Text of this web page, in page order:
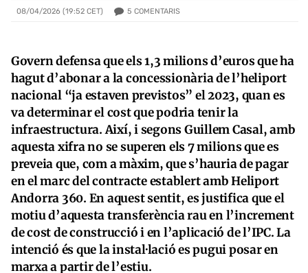
08/04/2026 (19:52 CET) 5 COMENTARIS
Govern defensa que els 1,3 milions d’euros que ha
hagut d’abonar a la concessionària de l’heliport
nacional “ja estaven previstos” el 2023, quan es
va determinar el cost que podria tenir la
infraestructura. Així, i segons Guillem Casal, amb
aquesta xifra no se superen els 7 milions que es
preveia que, com a màxim, que s’hauria de pagar
en el marc del contracte establert amb Heliport
Andorra 360. En aquest sentit, es justifica que el
motiu d’aquesta transferència rau en l’increment
de cost de construcció i en l’aplicació de l’IPC. La
intenció és que la instal·lació es pugui posar en
marxa a partir de l’estiu.